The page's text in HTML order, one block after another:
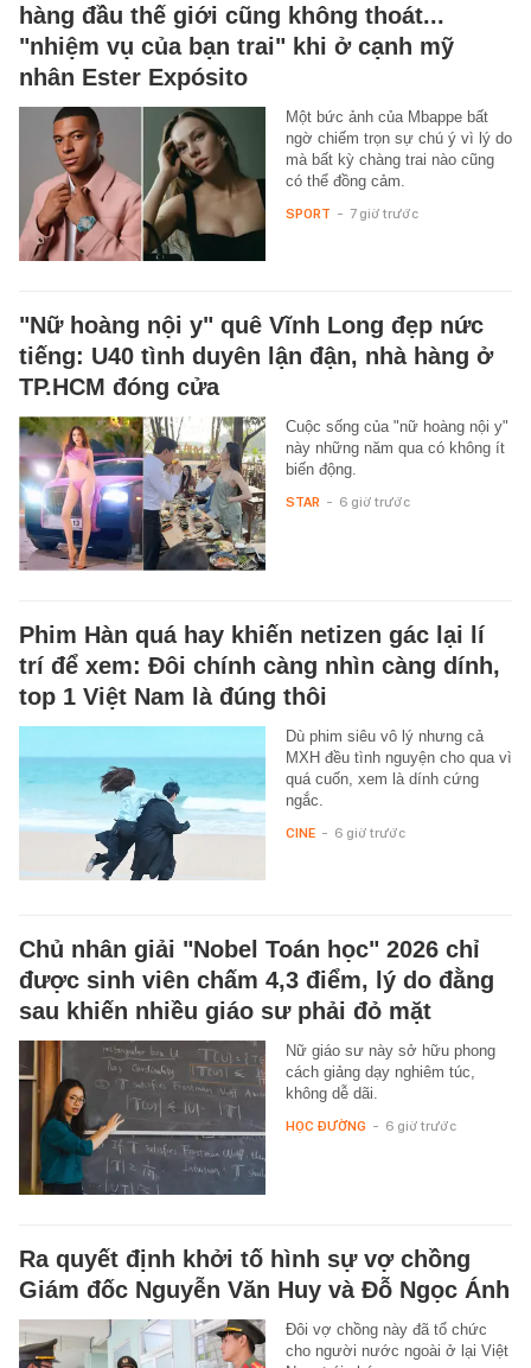
hàng đầu thế giới cũng không thoát...
"nhiệm vụ của bạn trai" khi ở cạnh mỹ
nhân Ester Expósito
Một bức ảnh của Mbappe bất
ngờ chiếm trọn sự chú ý vì lý do
mà bất kỳ chàng trai nào cũng
có thể đồng cảm.
SPORT - 7 giờ trước
"Nữ hoàng nội y" quê Vĩnh Long đẹp nức
tiếng: U40 tình duyên lận đận, nhà hàng ở
TP.HCM đóng cửa
Cuộc sống của "nữ hoàng nội y"
này những năm qua có không ít
biến động.
STAR - 6 giờ trước
Phim Hàn quá hay khiến netizen gác lại lí
trí để xem: Đôi chính càng nhìn càng dính,
top 1 Việt Nam là đúng thôi
Dù phim siêu vô lý nhưng cả
MXH đều tình nguyện cho qua vì
quá cuốn, xem là dính cứng
ngắc.
CINE - 6 giờ trước
Chủ nhân giải "Nobel Toán học" 2026 chỉ
được sinh viên chấm 4,3 điểm, lý do đằng
sau khiến nhiều giáo sư phải đỏ mặt
Nữ giáo sư này sở hữu phong
cách giảng dạy nghiêm túc,
không dễ dãi.
HỌC ĐƯỜNG - 6 giờ trước
Ra quyết định khởi tố hình sự vợ chồng
Giám đốc Nguyễn Văn Huy và Đỗ Ngọc Ánh
Đôi vợ chồng này đã tổ chức
cho người nước ngoài ở lại Việt